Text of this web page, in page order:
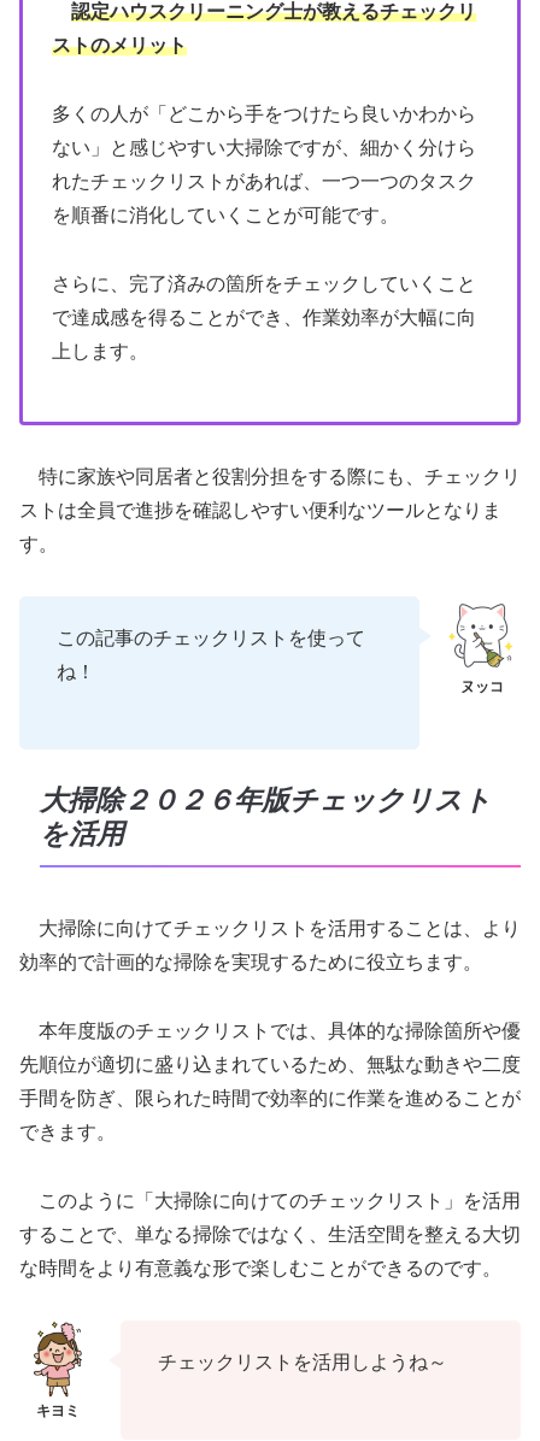
認定ハウスクリーニング士が教えるチェックリ
ストのメリット
多くの人が「どこから手をつけたら良いかわから
ない」と感じやすい大掃除ですが、細かく分けら
れたチェックリストがあれば、一つ一つのタスク
を順番に消化していくことが可能です。
さらに、完了済みの箇所をチェックしていくこと
で達成感を得ることができ、作業効率が大幅に向
上します。
特に家族や同居者と役割分担をする際にも、チェックリ
ストは全員で進捗を確認しやすい便利なツールとなりま
す。
この記事のチェックリストを使って
ね！
大掃除２０２６年版チェックリスト
を活用
大掃除に向けてチェックリストを活用することは、より
効率的で計画的な掃除を実現するために役立ちます。
本年度版のチェックリストでは、具体的な掃除箇所や優
先順位が適切に盛り込まれているため、無駄な動きや二度
手間を防ぎ、限られた時間で効率的に作業を進めることが
できます。
このように「大掃除に向けてのチェックリスト」を活用
することで、単なる掃除ではなく、生活空間を整える大切
な時間をより有意義な形で楽しむことができるのです。
チェックリストを活用しようね～